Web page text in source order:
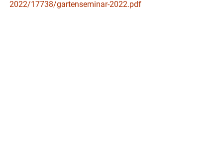
2022/17738/gartenseminar-2022.pdf